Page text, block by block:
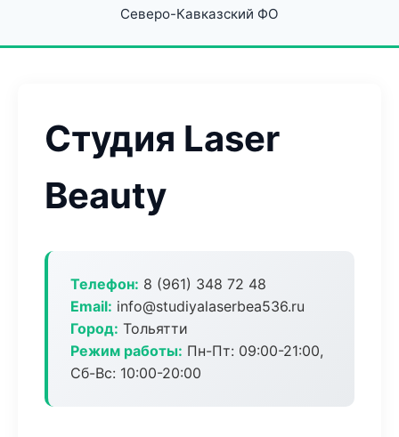
Северо-Кавказский ФО
Студия Laser
Beauty
Телефон: 8 (961) 348 72 48
Email: info@studiyalaserbea536.ru
Город: Тольятти
Режим работы: Пн-Пт: 09:00-21:00,
Сб-Вс: 10:00-20:00